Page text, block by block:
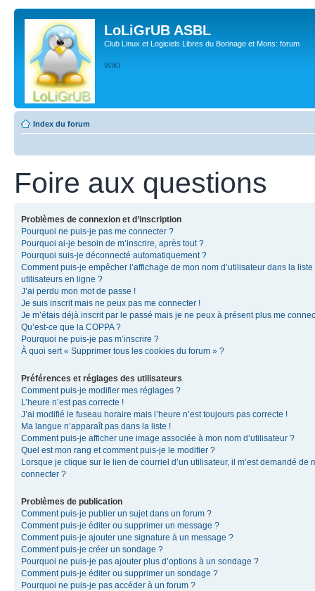
LoLiGrUB ASBL
Club Linux et Logiciels Libres du Borinage et Mons: forum
WIKI
Index du forum
Foire aux questions
Problèmes de connexion et d’inscription
Pourquoi ne puis-je pas me connecter ?
Pourquoi ai-je besoin de m’inscrire, après tout ?
Pourquoi suis-je déconnecté automatiquement ?
Comment puis-je empêcher l’affichage de mon nom d’utilisateur dans la liste
utilisateurs en ligne ?
J’ai perdu mon mot de passe !
Je suis inscrit mais ne peux pas me connecter !
Je m’étais déjà inscrit par le passé mais je ne peux à présent plus me
Qu’est-ce que la COPPA ?
Pourquoi ne puis-je pas m’inscrire ?
À quoi sert « Supprimer tous les cookies du forum » ?
Préférences et réglages des utilisateurs
Comment puis-je modifier mes réglages ?
L’heure n’est pas correcte !
J’ai modifié le fuseau horaire mais l’heure n’est toujours pas correcte !
Ma langue n’apparaît pas dans la liste !
Comment puis-je afficher une image associée à mon nom d’utilisateur ?
Quel est mon rang et comment puis-je le modifier ?
Lorsque je clique sur le lien de courriel d’un utilisateur, il m’est demandé de
connecter ?
Problèmes de publication
Comment puis-je publier un sujet dans un forum ?
Comment puis-je éditer ou supprimer un message ?
Comment puis-je ajouter une signature à un message ?
Comment puis-je créer un sondage ?
Pourquoi ne puis-je pas ajouter plus d’options à un sondage ?
Comment puis-je éditer ou supprimer un sondage ?
Pourquoi ne puis-je pas accéder à un forum ?